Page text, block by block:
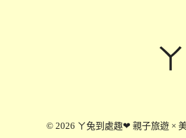
© 2026 ㄚ兔到處趣❤ 親子旅遊 ×